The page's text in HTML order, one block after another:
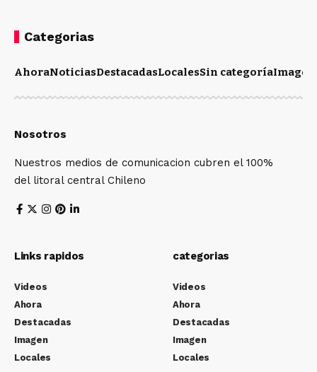
Categorias
AhoraNoticiasDestacadasLocalesSin categoríaImagen
Nosotros
Nuestros medios de comunicacion cubren el 100%
del litoral central Chileno
Links rapidos
Videos
Ahora
Destacadas
Imagen
Locales
categorias
Videos
Ahora
Destacadas
Imagen
Locales